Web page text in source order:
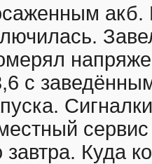
акб.
с
завтра. Куда